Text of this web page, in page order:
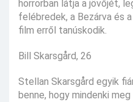
horrorban látja a jövőjét,
felébredek, a Bezárva és
film erről tanúskodik.
Bill Skarsgård, 26
Stellan Skarsgård egyik
benne, hogy mindenki